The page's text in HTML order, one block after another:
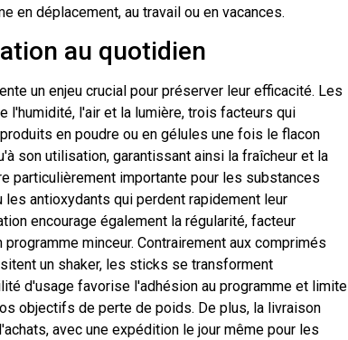
en déplacement, au travail ou en vacances.
au quotidien
un enjeu crucial pour préserver leur efficacité. Les
l'air et la lumière, trois facteurs qui
en poudre ou en gélules une fois le flacon
son utilisation, garantissant ainsi la fraîcheur et la
particulièrement importante pour les substances
antioxydants qui perdent rapidement leur
encourage également la régularité, facteur
minceur. Contrairement aux comprimés
un shaker, les sticks se transforment
d'usage favorise l'adhésion au programme et limite
objectifs de perte de poids. De plus, la livraison
avec une expédition le jour même pour les